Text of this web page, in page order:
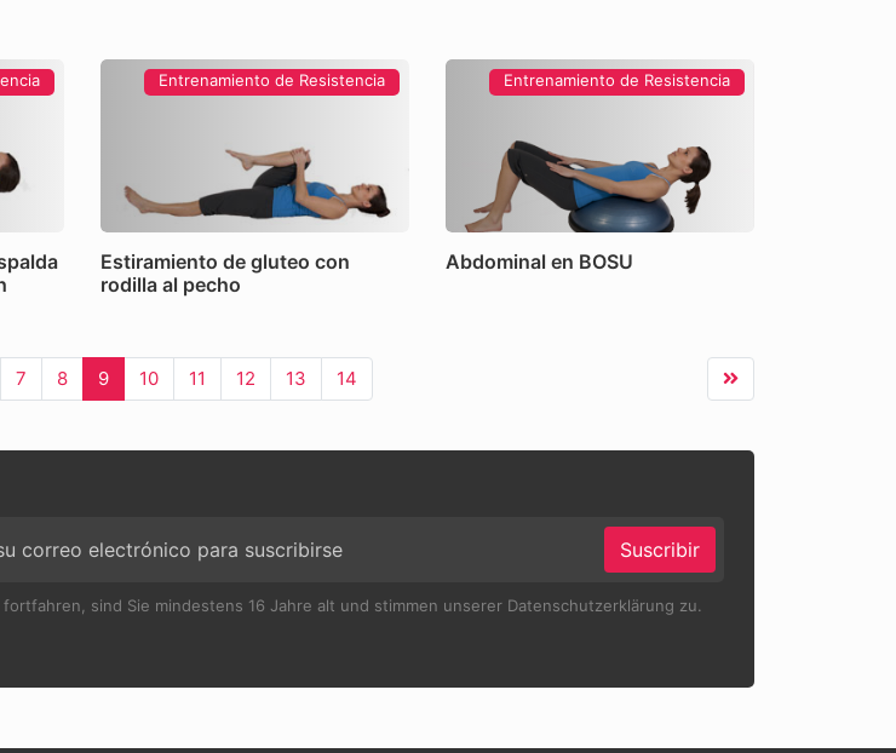
Entrenamiento de Resistencia
Estiramiento de gluteo con
rodilla al pecho
Entrenamiento de Resistencia
Abdominal en BOSU
7 8 9 10 11 12 13 14
Suscribir
fortfahren, sind Sie mindestens 16 Jahre alt und stimmen unserer Datenschutzerklärung zu.